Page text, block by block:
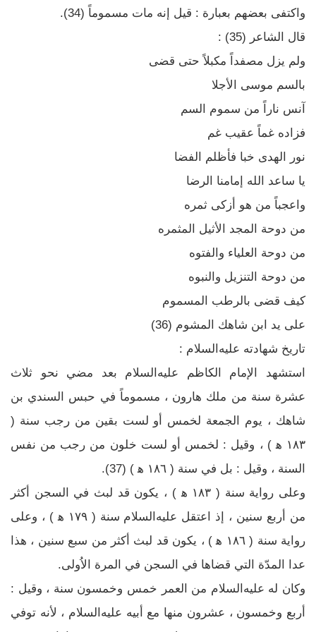
واكتفى بعضهم بعبارة : قيل إنه مات مسموماً (34).
قال الشاعر (35) :
ولم يزل مصفداً مكبلاً حتى قضى
بالسم موسى الأجلا
آنس ناراً من سموم السم
فزاده غماً عقيب غم
نور الهدى خبا فأظلم الفضا
يا ساعد الله إمامنا الرضا
واعجباً من هو أزكى ثمره
من دوحة المجد الأثيل المثمره
من دوحة العلياء والفتوه
من دوحة التنزيل والنبوه
كيف قضى بالرطب المسموم
على يد ابن شاهك المشوم (36)
تاريخ شهادته عليه‌السلام :
استشهد الإمام الكاظم عليه‌السلام بعد مضي نحو ثلاث
عشرة سنة من ملك هارون ، مسموماً في حبس السندي بن
شاهك ، يوم الجمعة لخمس أو لست بقين من رجب سنة (
١٨٣ ه‍ ) ، وقيل : لخمس أو لست خلون من رجب من نفس
السنة ، وقيل : بل في سنة ( ١٨٦ ه‍ ) (37).
وعلى رواية سنة ( ١٨٣ ه‍ ) ، يكون قد لبث في السجن أكثر
من أربع سنين ، إذ اعتقل عليه‌السلام سنة ( ١٧٩ ه‍ ) ، وعلى
رواية سنة ( ١٨٦ ه‍ ) ، يكون قد لبث أكثر من سبع سنين ، هذا
عدا المدّة التي قضاها في السجن في المرة الاُولى.
وكان له عليه‌السلام من العمر خمس وخمسون سنة ، وقيل :
أربع وخمسون ، عشرون منها مع أبيه عليه‌السلام ، لأنه توفي